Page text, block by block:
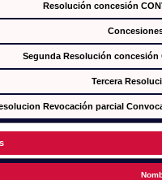
Resolución concesión
Segunda Resolución concesión
Tercera
Revocación parcial